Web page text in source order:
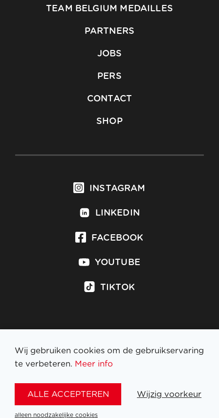
TEAM BELGIUM MEDAILLES
PARTNERS
JOBS
PERS
CONTACT
SHOP
INSTAGRAM
LINKEDIN
FACEBOOK
YOUTUBE
TIKTOK
Inschrijven op nieuwsbrief
Wij gebruiken cookies om de gebruikservaring
te verbeteren. Meer info
ALLE ACCEPTEREN Wijzig voorkeur
alleen noodzakelijke cookies